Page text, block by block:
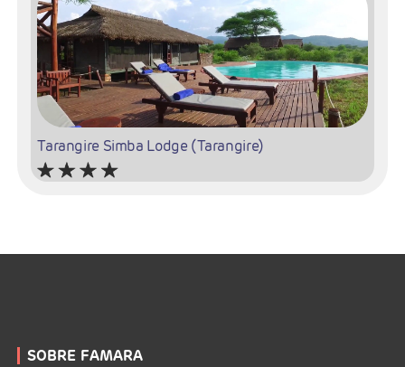
Tarangire Simba Lodge (Tarangire)
SOBRE FAMARA